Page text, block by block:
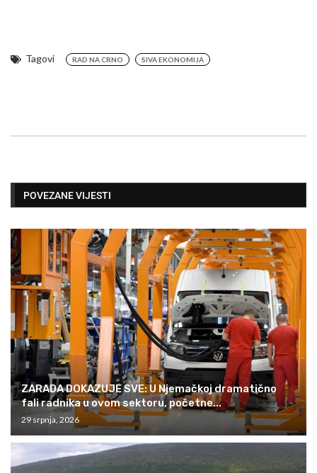
Tagovi RAD NA CRNO SIVA EKONOMIJA
POVEZANE VIJESTI
ZARADA DOKAZUJE SVE: U Njemačkoj dramatično
fali radnika u ovom sektoru, početne...
29 srpnja, 2026